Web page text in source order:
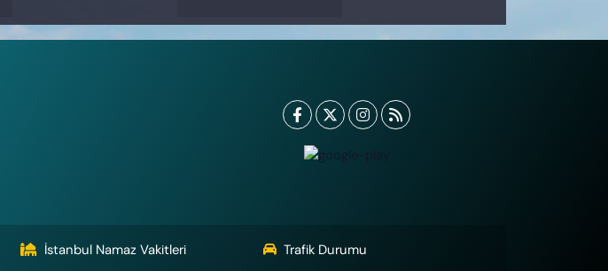
İstanbul Namaz Vakitleri Trafik Durumu